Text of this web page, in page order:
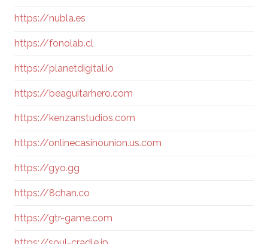
https://nubla.es
https://fonolab.cl
https://planetdigital.io
https://beaguitarhero.com
https://kenzanstudios.com
https://onlinecasinounion.us.com
https://gyo.gg
https://8chan.co
https://gtr-game.com